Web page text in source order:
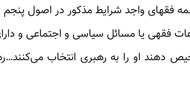
فقهای واجد شرایط مذکور در اصول
فقهی یا مسائل سیاسی و اجتماعی و
از صفات مذکور در اصل 109 تشخیص دهند او را به رهبری